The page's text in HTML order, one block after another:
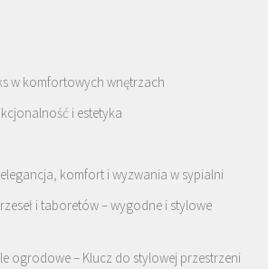
w komfortowych wnętrzach
i estetyka
komfort i wyzwania w sypialni
i taboretów – wygodne i stylowe
ogrodowe – Klucz do stylowej przestrzeni